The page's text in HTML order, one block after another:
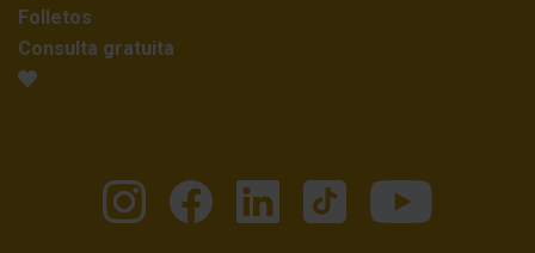
Folletos
Consulta gratuita